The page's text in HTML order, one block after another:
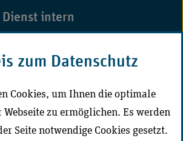
intern
Dienst vor Ort
zum Datenschutz
Cookies, um Ihnen die optimale
zu ermöglichen. Es werden
Seite notwendige Cookies gesetzt.